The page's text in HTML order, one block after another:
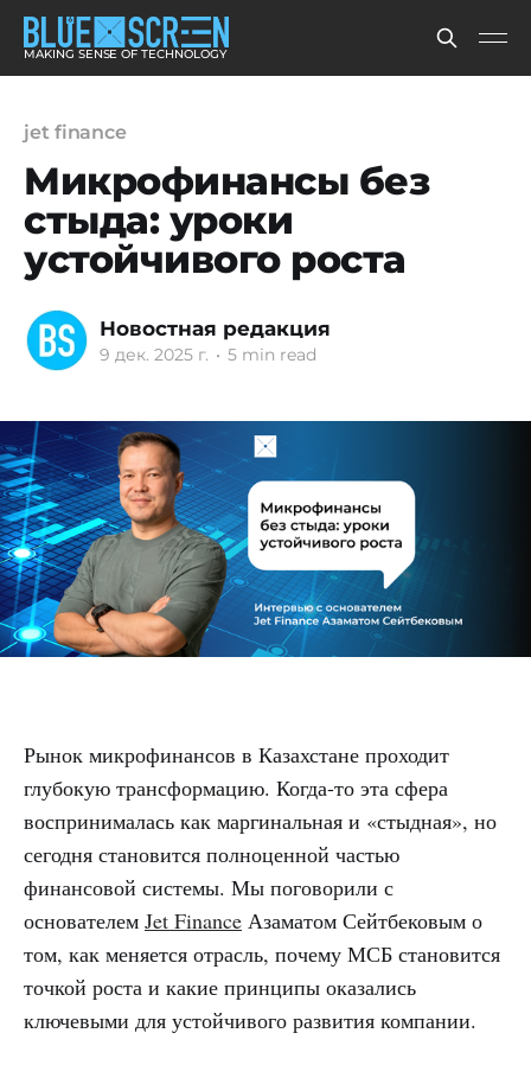
MAKING SENSE OF TECHNOLOGY
jet finance
Микрофинансы без
стыда: уроки
устойчивого роста
Новостная редакция
9 дек. 2025 г. • 5 min read
Рынок микрофинансов в Казахстане проходит
глубокую трансформацию. Когда-то эта сфера
воспринималась как маргинальная и «стыдная», но
сегодня становится полноценной частью
финансовой системы. Мы поговорили с
основателем Jet Finance Азаматом Сейтбековым о
том, как меняется отрасль, почему МСБ становится
точкой роста и какие принципы оказались
ключевыми для устойчивого развития компании.